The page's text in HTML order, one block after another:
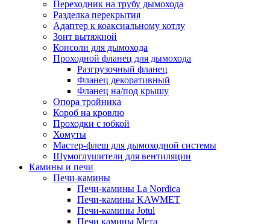
Переходник на трубу дымохода
Разделка перекрытия
Адаптер к коаксиальному котлу
Зонт вытяжной
Консоли для дымохода
Проходной фланец для дымохода
Разгрузочный фланец
Фланец декоративный
Фланец на/под крышу
Опора тройника
Короб на кровлю
Проходки с юбкой
Хомуты
Мастер-флеш для дымоходной системы
Шумоглушители для вентиляции
Камины и печи
Печи-камины
Печи-камины La Nordica
Печи-камины KAWMET
Печи-камины Jotul
Печи камины Мета